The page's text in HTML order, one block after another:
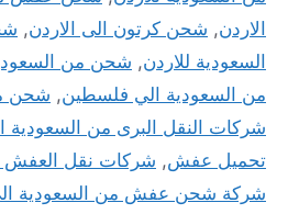
الاردن, شحن كرتون الى الاردن,
السعودية للاردن, شحن من
من السعودية الي فلسطين, شحن
شركات النقل البرى من السعودية
تحميل عفش, شركات نقل العفش
شركة شحن عفش من السعودية